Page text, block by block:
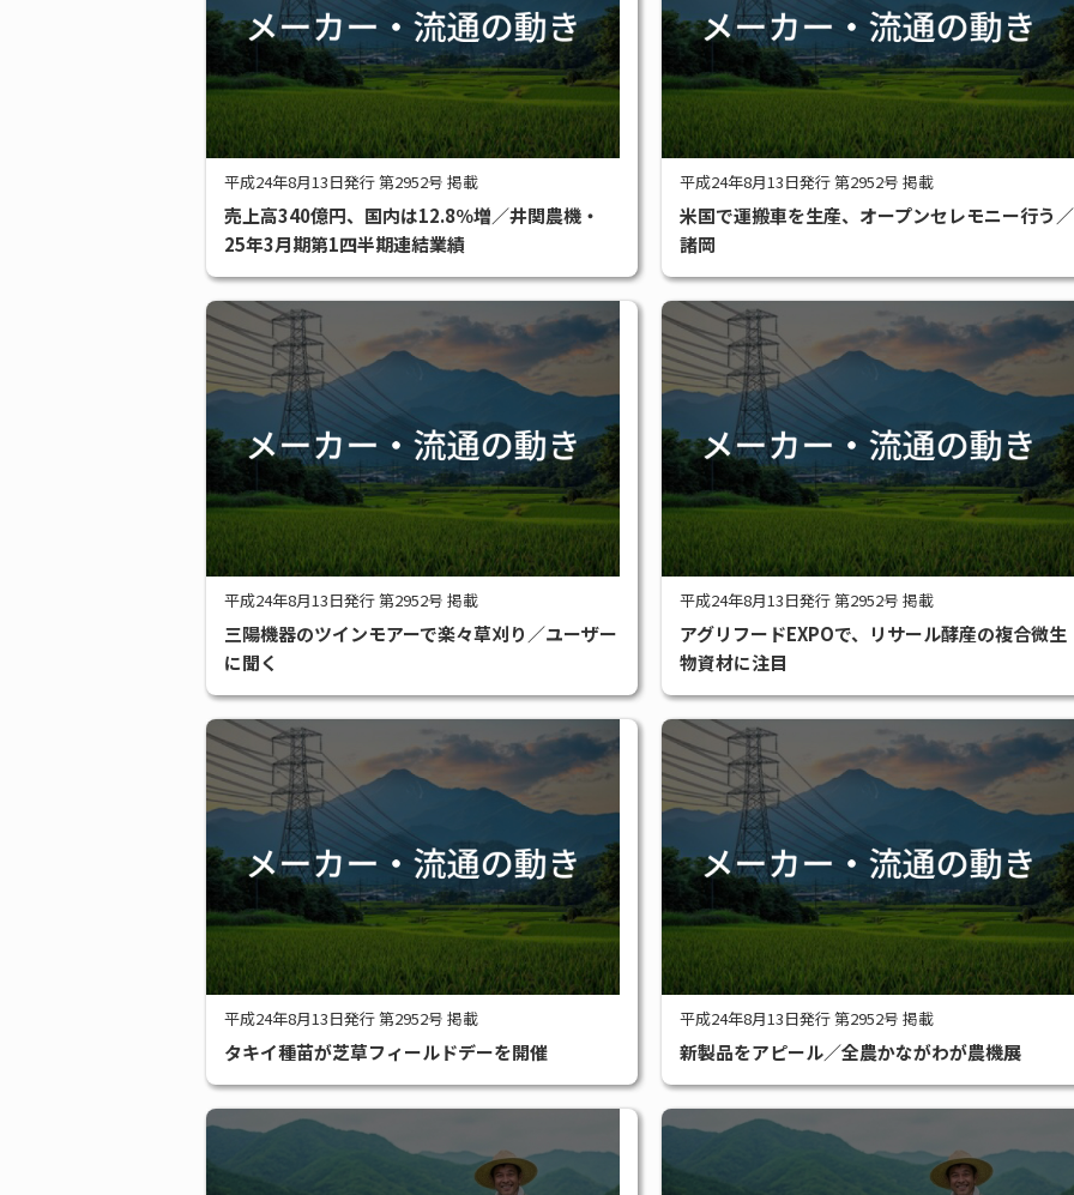
平成24年8月13日発行 第2952号 掲載
売上高340億円、国内は12.8％増／井関農機・
25年3月期第1四半期連結業績
平成24年8月13日発行 第2952号 掲載
米国で運搬車を生産、オープンセレモニー行う／
諸岡
平成24年8月13日発行 第2952号 掲載
三陽機器のツインモアーで楽々草刈り／ユーザー
に聞く
平成24年8月13日発行 第2952号 掲載
アグリフードEXPOで、リサール酵産の複合微生
物資材に注目
平成24年8月13日発行 第2952号 掲載
タキイ種苗が芝草フィールドデーを開催
平成24年8月13日発行 第2952号 掲載
新製品をアピール／全農かながわが農機展